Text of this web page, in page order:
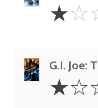
Star
☆☆
G.I. Joe:
Star
☆☆